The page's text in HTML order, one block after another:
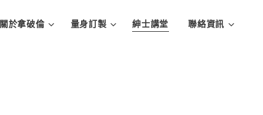
關於拿破倫 量身訂製 紳士講堂 聯絡資訊